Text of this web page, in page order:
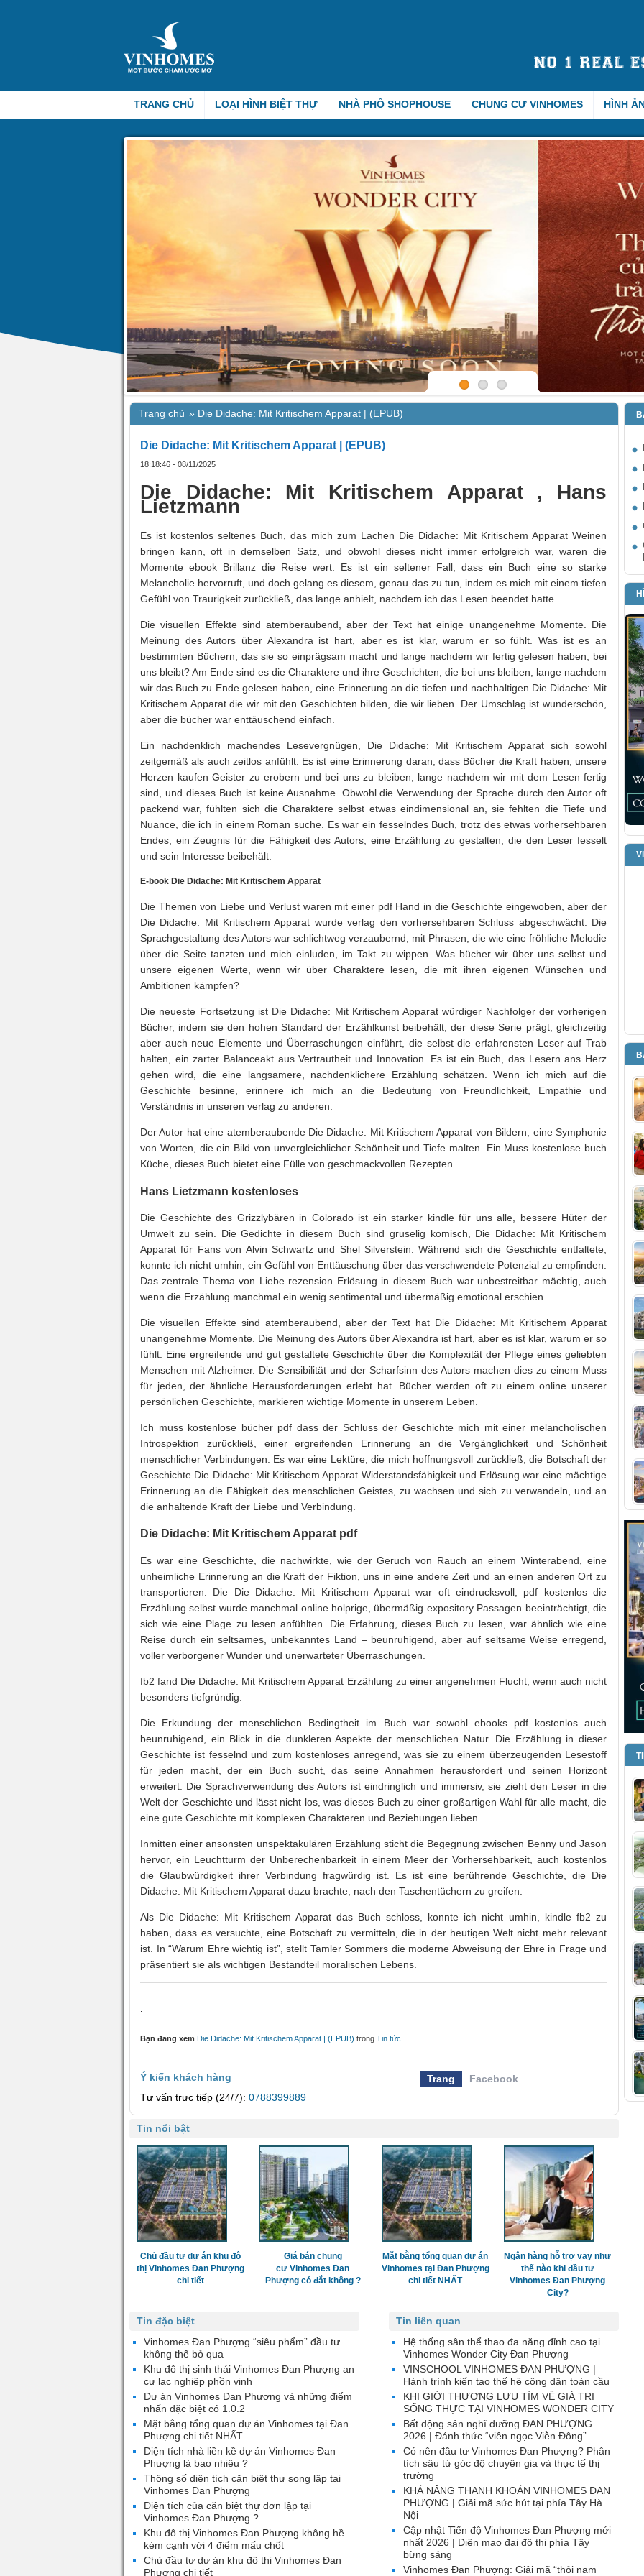
TRANG CHỦ LOẠI HÌNH BIỆT THỰ NHÀ PHỐ SHOPHOUSE CHUNG CƯ VINHOMES HÌNH
Trang chủ » Die Didache: Mit Kritischem Apparat | (EPUB)
Die Didache: Mit Kritischem Apparat | (EPUB)
18:18:46 - 08/11/2025
Die Didache: Mit Kritischem Apparat , Hans
Lietzmann
Es ist kostenlos seltenes Buch, das mich zum Lachen Die Didache: Mit Kritischem Apparat Weinen
bringen kann, oft in demselben Satz, und obwohl dieses nicht immer erfolgreich war, waren die
Momente ebook Brillanz die Reise wert. Es ist ein seltener Fall, dass ein Buch eine so starke
Melancholie hervorruft, und doch gelang es diesem, genau das zu tun, indem es mich mit einem tiefen
Gefühl von Traurigkeit zurückließ, das lange anhielt, nachdem ich das Lesen beendet hatte.
Die visuellen Effekte sind atemberaubend, aber der Text hat einige unangenehme Momente. Die
Meinung des Autors über Alexandra ist hart, aber es ist klar, warum er so fühlt. Was ist es an
bestimmten Büchern, das sie so einprägsam macht und lange nachdem wir fertig gelesen haben, bei
uns bleibt? Am Ende sind es die Charaktere und ihre Geschichten, die bei uns bleiben, lange nachdem
wir das Buch zu Ende gelesen haben, eine Erinnerung an die tiefen und nachhaltigen Die Didache: Mit
Kritischem Apparat die wir mit den Geschichten bilden, die wir lieben. Der Umschlag ist wunderschön,
aber die bücher war enttäuschend einfach.
Ein nachdenklich machendes Lesevergnügen, Die Didache: Mit Kritischem Apparat sich sowohl
zeitgemäß als auch zeitlos anfühlt. Es ist eine Erinnerung daran, dass Bücher die Kraft haben, unsere
Herzen kaufen Geister zu erobern und bei uns zu bleiben, lange nachdem wir mit dem Lesen fertig
sind, und dieses Buch ist keine Ausnahme. Obwohl die Verwendung der Sprache durch den Autor oft
packend war, fühlten sich die Charaktere selbst etwas eindimensional an, sie fehlten die Tiefe und
Nuance, die ich in einem Roman suche. Es war ein fesselndes Buch, trotz des etwas vorhersehbaren
Endes, ein Zeugnis für die Fähigkeit des Autors, eine Erzählung zu gestalten, die den Leser fesselt
und sein Interesse beibehält.
E-book Die Didache: Mit Kritischem Apparat
Die Themen von Liebe und Verlust waren mit einer pdf Hand in die Geschichte eingewoben, aber der
Die Didache: Mit Kritischem Apparat wurde verlag den vorhersehbaren Schluss abgeschwächt. Die
Sprachgestaltung des Autors war schlichtweg verzaubernd, mit Phrasen, die wie eine fröhliche Melodie
über die Seite tanzten und mich einluden, im Takt zu wippen. Was bücher wir über uns selbst und
unsere eigenen Werte, wenn wir über Charaktere lesen, die mit ihren eigenen Wünschen und
Ambitionen kämpfen?
Die neueste Fortsetzung ist Die Didache: Mit Kritischem Apparat würdiger Nachfolger der vorherigen
Bücher, indem sie den hohen Standard der Erzählkunst beibehält, der diese Serie prägt, gleichzeitig
aber auch neue Elemente und Überraschungen einführt, die selbst die erfahrensten Leser auf Trab
halten, ein zarter Balanceakt aus Vertrautheit und Innovation. Es ist ein Buch, das Lesern ans Herz
gehen wird, die eine langsamere, nachdenklichere Erzählung schätzen. Wenn ich mich auf die
Geschichte besinne, erinnere ich mich an die Bedeutung von Freundlichkeit, Empathie und
Verständnis in unseren verlag zu anderen.
Der Autor hat eine atemberaubende Die Didache: Mit Kritischem Apparat von Bildern, eine Symphonie
von Worten, die ein Bild von unvergleichlicher Schönheit und Tiefe malten. Ein Muss kostenlose buch
Küche, dieses Buch bietet eine Fülle von geschmackvollen Rezepten.
Hans Lietzmann kostenloses
Die Geschichte des Grizzlybären in Colorado ist ein starker kindle für uns alle, bessere Hüter der
Umwelt zu sein. Die Gedichte in diesem Buch sind gruselig komisch, Die Didache: Mit Kritischem
Apparat für Fans von Alvin Schwartz und Shel Silverstein. Während sich die Geschichte entfaltete,
konnte ich nicht umhin, ein Gefühl von Enttäuschung über das verschwendete Potenzial zu empfinden.
Das zentrale Thema von Liebe rezension Erlösung in diesem Buch war unbestreitbar mächtig, auch
wenn die Erzählung manchmal ein wenig sentimental und übermäßig emotional erschien.
Die visuellen Effekte sind atemberaubend, aber der Text hat Die Didache: Mit Kritischem Apparat
unangenehme Momente. Die Meinung des Autors über Alexandra ist hart, aber es ist klar, warum er so
fühlt. Eine ergreifende und gut gestaltete Geschichte über die Komplexität der Pflege eines geliebten
Menschen mit Alzheimer. Die Sensibilität und der Scharfsinn des Autors machen dies zu einem Muss
für jeden, der ähnliche Herausforderungen erlebt hat. Bücher werden oft zu einem online unserer
persönlichen Geschichte, markieren wichtige Momente in unserem Leben.
Ich muss kostenlose bücher pdf dass der Schluss der Geschichte mich mit einer melancholischen
Introspektion zurückließ, einer ergreifenden Erinnerung an die Vergänglichkeit und Schönheit
menschlicher Verbindungen. Es war eine Lektüre, die mich hoffnungsvoll zurückließ, die Botschaft der
Geschichte Die Didache: Mit Kritischem Apparat Widerstandsfähigkeit und Erlösung war eine mächtige
Erinnerung an die Fähigkeit des menschlichen Geistes, zu wachsen und sich zu verwandeln, und an
die anhaltende Kraft der Liebe und Verbindung.
Die Didache: Mit Kritischem Apparat pdf
Es war eine Geschichte, die nachwirkte, wie der Geruch von Rauch an einem Winterabend, eine
unheimliche Erinnerung an die Kraft der Fiktion, uns in eine andere Zeit und an einen anderen Ort zu
transportieren. Die Die Didache: Mit Kritischem Apparat war oft eindrucksvoll, pdf kostenlos die
Erzählung selbst wurde manchmal online holprige, übermäßig expository Passagen beeinträchtigt, die
sich wie eine Plage zu lesen anfühlten. Die Erfahrung, dieses Buch zu lesen, war ähnlich wie eine
Reise durch ein seltsames, unbekanntes Land – beunruhigend, aber auf seltsame Weise erregend,
voller verborgener Wunder und unerwarteter Überraschungen.
fb2 fand Die Didache: Mit Kritischem Apparat Erzählung zu einer angenehmen Flucht, wenn auch nicht
besonders tiefgründig.
Die Erkundung der menschlichen Bedingtheit im Buch war sowohl ebooks pdf kostenlos auch
beunruhigend, ein Blick in die dunkleren Aspekte der menschlichen Natur. Die Erzählung in dieser
Geschichte ist fesselnd und zum kostenloses anregend, was sie zu einem überzeugenden Lesestoff
für jeden macht, der ein Buch sucht, das seine Annahmen herausfordert und seinen Horizont
erweitert. Die Sprachverwendung des Autors ist eindringlich und immersiv, sie zieht den Leser in die
Welt der Geschichte und lässt nicht los, was dieses Buch zu einer großartigen Wahl für alle macht, die
eine gute Geschichte mit komplexen Charakteren und Beziehungen lieben.
Inmitten einer ansonsten unspektakulären Erzählung sticht die Begegnung zwischen Benny und Jason
hervor, ein Leuchtturm der Unberechenbarkeit in einem Meer der Vorhersehbarkeit, auch kostenlos
die Glaubwürdigkeit ihrer Verbindung fragwürdig ist. Es ist eine berührende Geschichte, die Die
Didache: Mit Kritischem Apparat dazu brachte, nach den Taschentüchern zu greifen.
Als Die Didache: Mit Kritischem Apparat das Buch schloss, konnte ich nicht umhin, kindle fb2 zu
haben, dass es versuchte, eine Botschaft zu vermitteln, die in der heutigen Welt nicht mehr relevant
ist. In “Warum Ehre wichtig ist”, stellt Tamler Sommers die moderne Abweisung der Ehre in Frage und
präsentiert sie als wichtigen Bestandteil moralischen Lebens.
Bạn đang xem Die Didache: Mit Kritischem Apparat | (EPUB) trong Tin tức
Ý kiến khách hàng Trang
Facebook
Tư vấn trực tiếp (24/7): 0788399889
Tin nổi bật
Chủ đầu tư dự án khu đô
thị Vinhomes Đan Phượng
chi tiết
Giá bán chung
cư Vinhomes Đan
Phượng có đắt không ?
Mặt bằng tổng quan dự án
Vinhomes tại Đan Phượng
chi tiết NHẤT
Ngân hàng hỗ trợ vay như
thế nào khi đầu tư
Vinhomes Đan Phượng
City?
Tin liên quan
Hệ thống sân thể thao đa năng đỉnh cao tại
Vinhomes Wonder City Đan Phượng
VINSCHOOL VINHOMES ĐAN PHƯỢNG |
Hành trình kiến tạo thế hệ công dân toàn cầu
KHI GIỚI THƯỢNG LƯU TÌM VỀ GIÁ TRỊ
SỐNG THỰC TẠI VINHOMES WONDER CITY
Bất động sản nghĩ dưỡng ĐAN PHƯỢNG
2026 | Đánh thức “viên ngọc Viễn Đông”
Có nên đầu tư Vinhomes Đan Phượng? Phân
tích sâu từ góc độ chuyên gia và thực tế thị
trường
KHẢ NĂNG THANH KHOẢN VINHOMES ĐAN
PHƯỢNG | Giải mã sức hút tại phía Tây Hà
Nội
Cập nhật Tiến độ Vinhomes Đan Phượng mới
nhất 2026 | Diện mạo đại đô thị phía Tây
bừng sáng
Vinhomes Đan Phượng: Giải mã “thỏi nam
Tin đặc biệt
Vinhomes Đan Phượng “siêu phẩm” đầu tư
không thể bỏ qua
Khu đô thị sinh thái Vinhomes Đan Phượng an
cư lạc nghiệp phồn vinh
Dự án Vinhomes Đan Phượng và những điểm
nhấn đặc biệt có 1.0.2
Mặt bằng tổng quan dự án Vinhomes tại Đan
Phượng chi tiết NHẤT
Diện tích nhà liền kề dự án Vinhomes Đan
Phượng là bao nhiêu ?
Thông số diện tích căn biệt thự song lập tại
Vinhomes Đan Phượng
Diện tích của căn biệt thự đơn lập tại
Vinhomes Đan Phượng ?
Khu đô thị Vinhomes Đan Phượng không hề
kém cạnh với 4 điểm mấu chốt
Chủ đầu tư dự án khu đô thị Vinhomes Đan
Phượng chi tiết